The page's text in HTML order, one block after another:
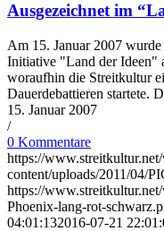
Ausgezeichnet im
Am 15. Januar 2007
Initiative "Land der Ideen"
woraufhin die Streitkultur
Dauerdebattieren startete.
15. Januar 2007
/
0 Kommentare
https://
content/uploads/2011/04/
https://
Phoenix-lang-rot-
04:01:132016-07-21